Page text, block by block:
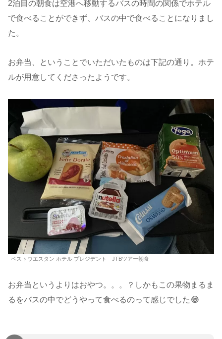
2泊目の朝食は空港へ移動するバスの時間の関係でホテル
で食べることができず、バスの中で食べることになりまし
た。
お弁当、ということでいただいたものは下記の通り。ホテ
ルが用意してくださったようです。
ベストウエスタン ホテル プレジデント JTBツアー朝食
お弁当というよりはおやつ。。。？しかもこの果物まるま
るをバスの中でどうやって食べるのって感じでした😂